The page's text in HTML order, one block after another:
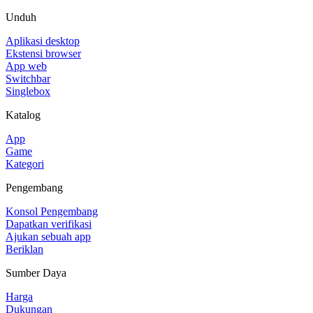
Unduh
Aplikasi desktop
Ekstensi browser
App web
Switchbar
Singlebox
Katalog
App
Game
Kategori
Pengembang
Konsol Pengembang
Dapatkan verifikasi
Ajukan sebuah app
Beriklan
Sumber Daya
Harga
Dukungan